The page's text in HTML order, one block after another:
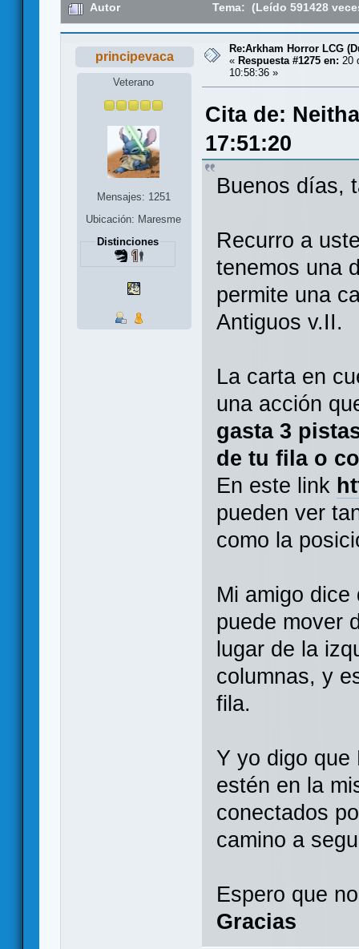
Autor Tema: (Leído 591428
principevaca
Veterano
Mensajes: 1251
Ubicación: Maresme
Distinciones
Re:Arkham Horror LCG
« Respuesta #1275 en: 20
10:58:36 »
Cita de:
17:51:20
Buenos días,
Recurro a
tenemos una
permite una
Antiguos v.II.
La carta en
una acción
gasta 3
de tu fila o
En este link
pueden ver
como la
Mi amigo
puede mover
lugar de la
columnas, y
fila.
Y yo digo que
estén en la
conectados
camino a
Espero que
Gracias